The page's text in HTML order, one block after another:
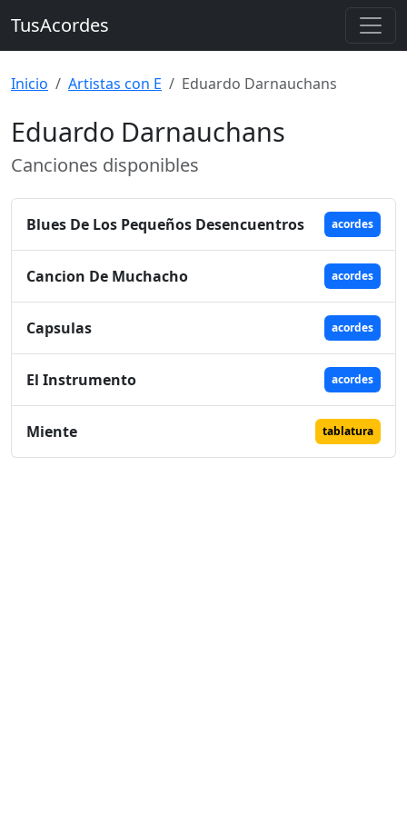
TusAcordes
Inicio Artistas con E Eduardo Darnauchans
Eduardo Darnauchans
Canciones disponibles
Blues De Los Pequeños Desencuentros acordes
Cancion De Muchacho acordes
Capsulas acordes
El Instrumento acordes
Miente tablatura